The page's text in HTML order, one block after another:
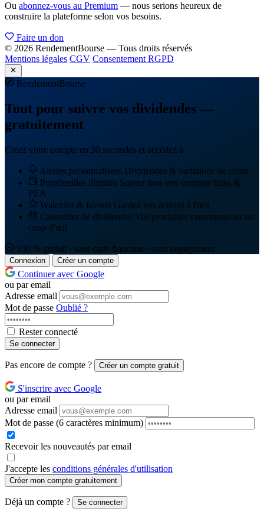
Ou abonnez-vous au Premium — nous serions heureux de
construire la plateforme selon vos besoins.
Faire un don
© 2026 RendementBourse — Tous droits réservés
Mentions légales CGV Consentement RGPD
RendementBourse
Tout pour suivre vos dividendes —
gratuitement
Créez votre compte en 30 secondes et accédez à :
Alertes personnalisées Dividendes & variations de cours
Portefeuilles illimités Suivez tous vos comptes titres &
PEA
Watchlist & favoris Gardez vos actions à l'œil
Calendrier de dividendes Vos prochains versements en un
coup d'œil
100 % gratuit · sans carte bancaire · sans engagement
Connexion Créer un compte
Continuer avec Google
ou par email
Adresse email
Mot de passe Oublié ?
Rester connecté
Se connecter
Pas encore de compte ? Créer un compte gratuit
S'inscrire avec Google
ou par email
Adresse email
Mot de passe (6 caractères minimum)
Recevoir les nouveautés par email
J'accepte les conditions générales d'utilisation
Créer mon compte gratuitement
Déjà un compte ? Se connecter